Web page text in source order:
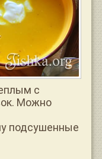
с
Можно
подсушенные